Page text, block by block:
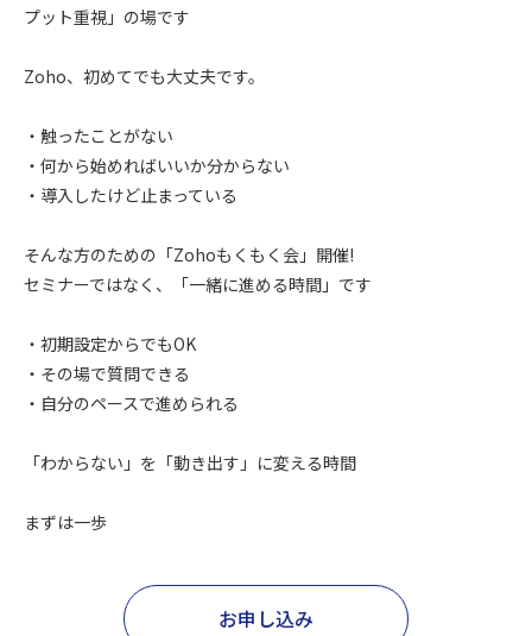
プット重視」の場です
Zoho、初めてでも大丈夫です。
・触ったことがない
・何から始めればいいか分からない
・導入したけど止まっている
そんな方のための「Zohoもくもく会」開催!
セミナーではなく、「一緒に進める時間」です
・初期設定からでもOK
・その場で質問できる
・自分のペースで進められる
「わからない」を「動き出す」に変える時間
まずは一歩
お申し込み